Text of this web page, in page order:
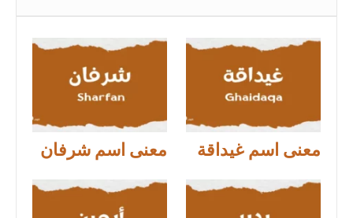
معنى اسم غيداقة معنى اسم شرفان